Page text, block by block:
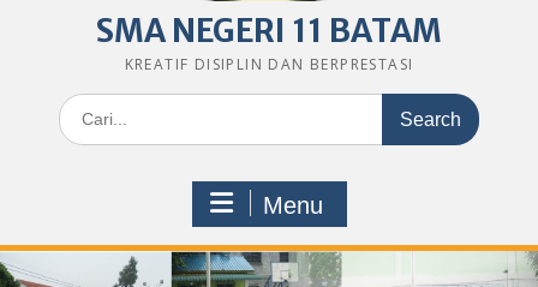
SMA NEGERI 11 BATAM
KREATIF DISIPLIN DAN BERPRESTASI
Search
for:
Menu